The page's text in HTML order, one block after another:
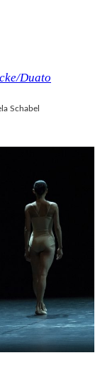
Duato
Schabel